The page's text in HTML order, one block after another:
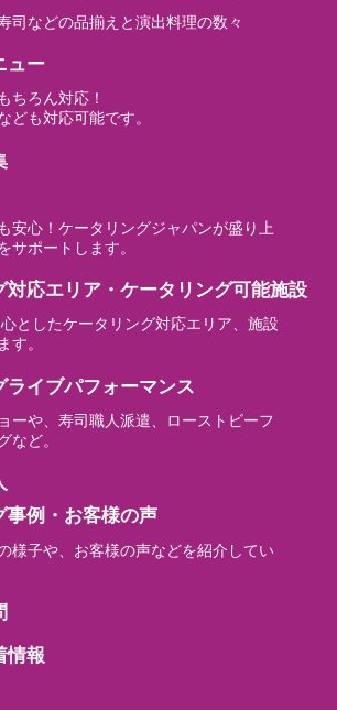
司などの品揃えと演出料理の数々
ー
ちろん対応！
ども対応可能です。
安心！ケータリングジャパンが盛り上
サポートします。
応エリア・ケータリング可能施設
としたケータリング対応エリア、施設
す。
イブパフォーマンス
ーや、寿司職人派遣、ローストビーフ
など。
例・お客様の声
様子や、お客様の声などを紹介してい
報